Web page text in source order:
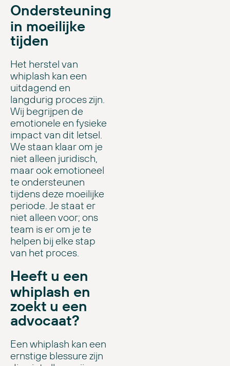
Ondersteuning
in moeilijke
tijden
Het herstel van
whiplash kan een
uitdagend en
langdurig proces zijn.
Wij begrijpen de
emotionele en fysieke
impact van dit letsel.
We staan klaar om je
niet alleen juridisch,
maar ook emotioneel
te ondersteunen
tijdens deze moeilijke
periode. Je staat er
niet alleen voor; ons
team is er om je te
helpen bij elke stap
van het proces.
Heeft u een
whiplash en
zoekt u een
advocaat?
Een whiplash kan een
ernstige blessure zijn